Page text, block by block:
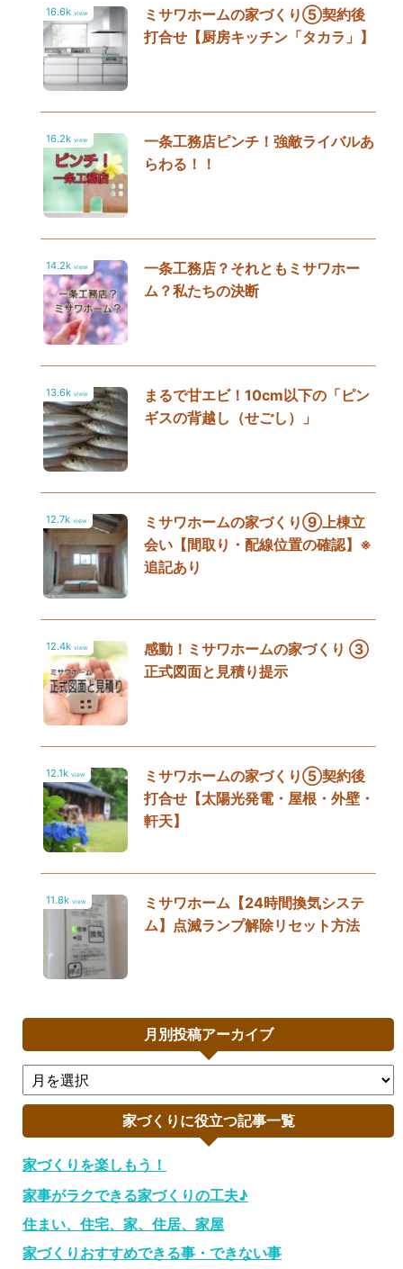
16.6k view
ミサワホームの家づくり⑤契約後
打合せ【厨房キッチン「タカラ」】
16.2k view
一条工務店ピンチ！強敵ライバルあ
らわる！！
14.2k view
一条工務店？それともミサワホー
ム？私たちの決断
13.6k view
まるで甘エビ！10cm以下の「ピン
ギスの背越し（せごし）」
12.7k view
ミサワホームの家づくり⑨上棟立
会い【間取り・配線位置の確認】※
追記あり
12.4k view
感動！ミサワホームの家づくり ③
正式図面と見積り提示
12.1k view
ミサワホームの家づくり⑤契約後
打合せ【太陽光発電・屋根・外壁・
軒天】
11.8k view
ミサワホーム【24時間換気システ
ム】点滅ランプ解除リセット方法
月別投稿アーカイブ
家づくりに役立つ記事一覧
家づくりを楽しもう！
家事がラクできる家づくりの工夫♪
住まい、住宅、家、住居、家屋
家づくりおすすめできる事・できない事